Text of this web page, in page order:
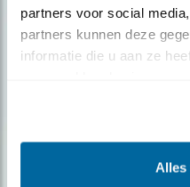
partners voor social
partners kunnen deze
informatie die u aan ze
Alles